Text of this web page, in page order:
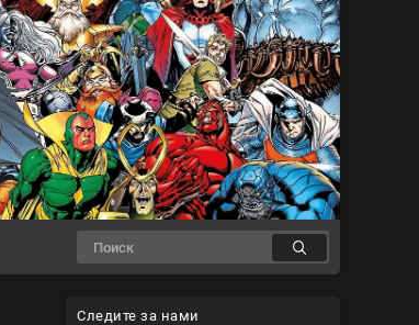
Следите за нами